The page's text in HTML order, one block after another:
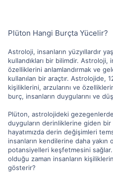
Plüton Hangi Burçta Yücelir?
Astroloji, insanların yüzyıllardır
kullandıkları bir bilimdir. Astroloji,
özelliklerini anlamlandırmak ve
kullanılan bir araçtır. Astrolojide,
kişiliklerini, arzularını ve
burç, insanların duygularını ve
Plüton, astrolojideki
duyguların derinliklerine giden
hayatımızda derin değişimleri
insanların kendilerine daha yakın
potansiyelleri keşfetmesini
olduğu zaman insanların
gösterir?